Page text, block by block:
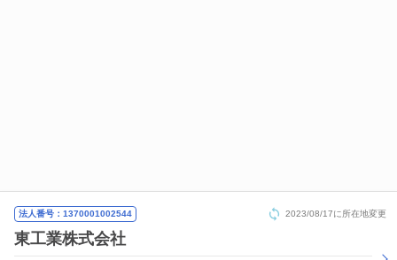
法人番号：1370001002544 2023/08/17に所在地変更
東工業株式会社